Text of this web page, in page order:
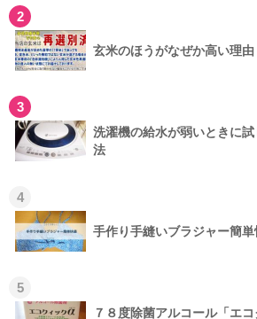
2
玄米のほうがなぜか高い理由
3
洗濯機の給水が弱いときに
法
4
手作り手縫いブラジャー簡単
5
７８度除菌アルコール「エ